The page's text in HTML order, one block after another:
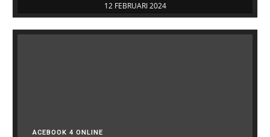
12 FEBRUARI 2024
ACEBOOK 4 ONLINE